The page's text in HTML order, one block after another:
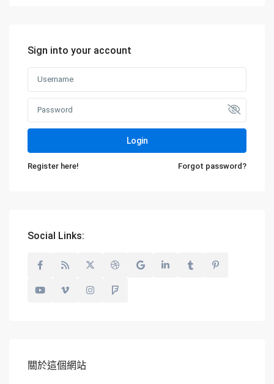
Sign into your account
Login
Register here! Forgot password?
Social Links:
關於這個網站